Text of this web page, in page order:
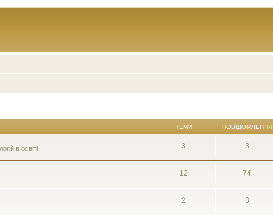
ТЕМИ ПОВІДОМЛЕННЯ
в освіті
3 3
12 74
2 3